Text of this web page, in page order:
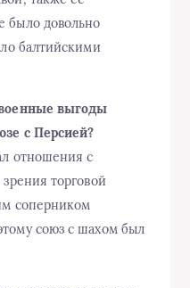
было довольно
балтийскими
выгоды
с Персией?
отношения с
торговой
соперником
союз с шахом был